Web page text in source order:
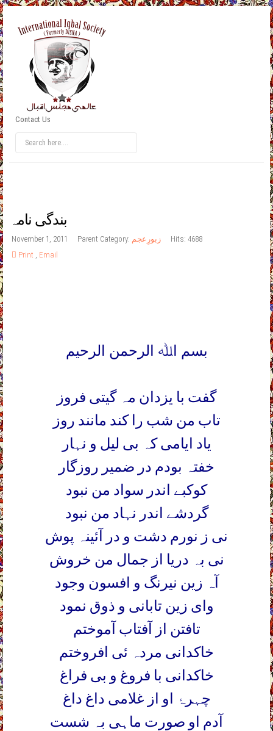
Contact Us
بندگی نامہ
November 1, 2011 Parent Category: زبورِعجم
Hits: 4688
Print , Email
بسم اﷲ الرحمن الرحیم
گفت با یزدان مہ گیتی فروز
تاب من شب را کند مانند روز
یاد ایامی کہ بی لیل و نہار
خفتہ بودم در ضمیر روزگار
کوکبے اندر سواد من نبود
گردشے اندر نہاد من نبود
نی ز نورم دشت و در آئینہ پوش
نی بہ دریا از جمال من خروش
آہ زین نیرنگ و افسون وجود
وای زین تابانی و ذوق نمود
تافتن از آفتاب آموختم
خاکدانی مردہ ئی افروختم
خاکدانی با فروغ و بی فراغ
چہرۂ او از غلامی داغ داغ
آدم او صورت ماہی بہ شست